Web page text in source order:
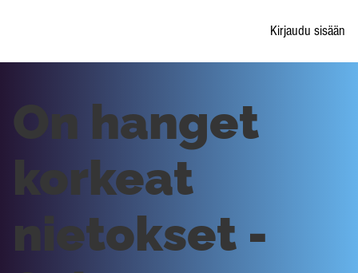
Kirjaudu sisään
On hanget
korkeat
nietokset -